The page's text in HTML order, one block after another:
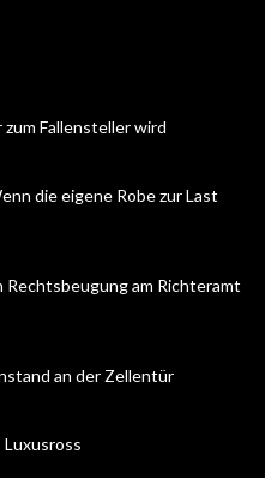
Fallensteller wird
die eigene Robe zur Last
Rechtsbeugung am Richteramt
an der Zellentür